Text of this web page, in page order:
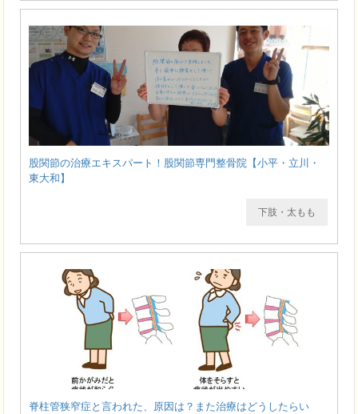
股関節の治療エキスパート！股関節専門整骨院【小平・立川・
東大和】
下肢・太もも
脊柱管狭窄症と言われた、原因は？また治療はどうしたらい